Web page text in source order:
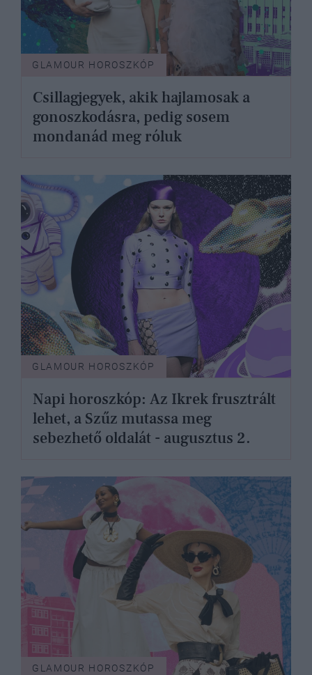
GLAMOUR HOROSZKÓP
Csillagjegyek, akik hajlamosak a
gonoszkodásra, pedig sosem
mondanád meg róluk
GLAMOUR HOROSZKÓP
Napi horoszkóp: Az Ikrek frusztrált
lehet, a Szűz mutassa meg
sebezhető oldalát - augusztus 2.
GLAMOUR HOROSZKÓP